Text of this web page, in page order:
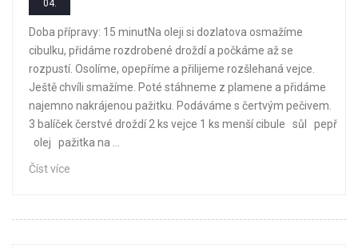
04.
Doba přípravy: 15 minutNa oleji si dozlatova osmažíme
cibulku, přidáme rozdrobené droždí a počkáme až se
rozpustí. Osolíme, opepříme a přilijeme rozšlehaná vejce.
Ještě chvíli smažíme. Poté stáhneme z plamene a přidáme
najemno nakrájenou pažitku. Podáváme s čertvým pečivem.
3 balíček čerstvé droždí 2 ks vejce 1 ks menší cibule sůl pepř
olej pažitka na ...
Číst více